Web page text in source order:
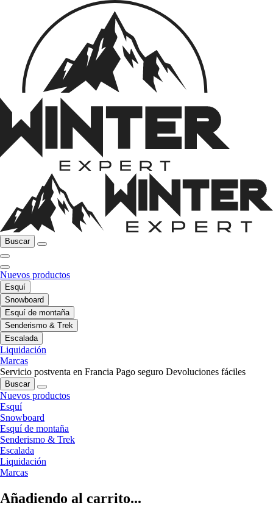
Buscar
Nuevos productos
Esquí
Snowboard
Esquí de montaña
Senderismo & Trek
Escalada
Liquidación
Marcas
Servicio postventa en Francia Pago seguro Devoluciones fáciles
Buscar
Nuevos productos
Esquí
Snowboard
Esquí de montaña
Senderismo & Trek
Escalada
Liquidación
Marcas
Añadiendo al carrito...